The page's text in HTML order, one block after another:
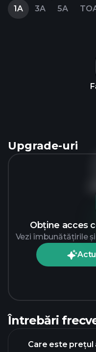
1A
3A 5A
Upgrade-uri
Obține acces
Vezi îmbunătățirile
Întrebări
Care este prețul